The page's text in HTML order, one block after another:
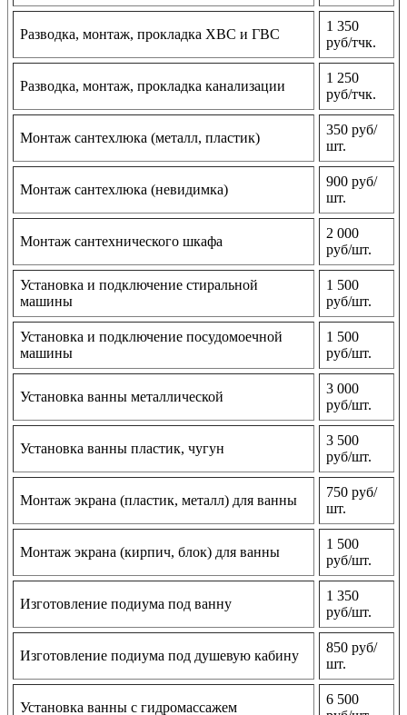
Разводка, монтаж, прокладка ХВС и ГВС
1 350
руб/тчк.
Разводка, монтаж, прокладка канализации
1 250
руб/тчк.
Монтаж сантехлюка (металл, пластик)
350 руб/
шт.
Монтаж сантехлюка (невидимка)
900 руб/
шт.
Монтаж сантехнического шкафа
2 000
руб/шт.
Установка и подключение стиральной
машины
1 500
руб/шт.
Установка и подключение посудомоечной
машины
1 500
руб/шт.
Установка ванны металлической
3 000
руб/шт.
Установка ванны пластик, чугун
3 500
руб/шт.
Монтаж экрана (пластик, металл) для ванны
750 руб/
шт.
Монтаж экрана (кирпич, блок) для ванны
1 500
руб/шт.
Изготовление подиума под ванну
1 350
руб/шт.
Изготовление подиума под душевую кабину
850 руб/
шт.
Установка ванны с гидромассажем
6 500